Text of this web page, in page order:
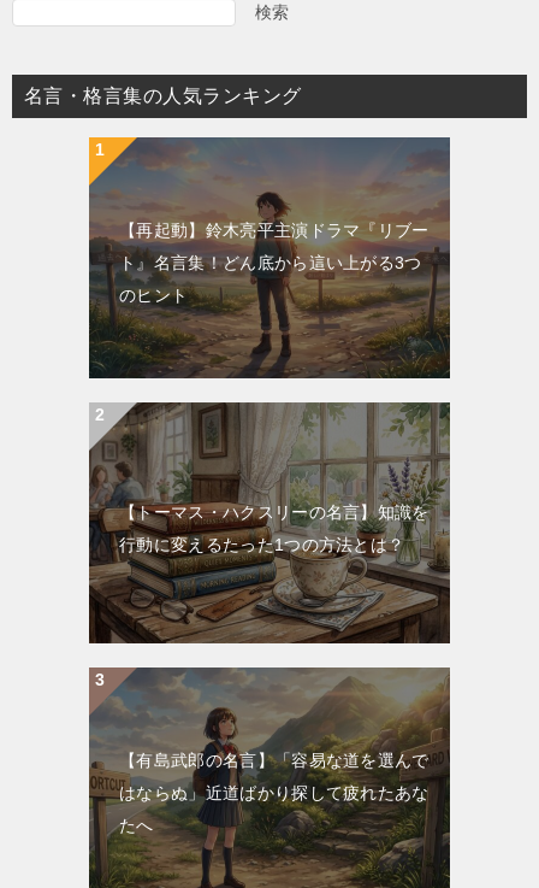
検索
名言・格言集の人気ランキング
【再起動】鈴木亮平主演ドラマ『リブー
ト』名言集！どん底から這い上がる3つ
のヒント
【トーマス・ハクスリーの名言】知識を
行動に変えるたった1つの方法とは？
【有島武郎の名言】「容易な道を選んで
はならぬ」近道ばかり探して疲れたあな
たへ